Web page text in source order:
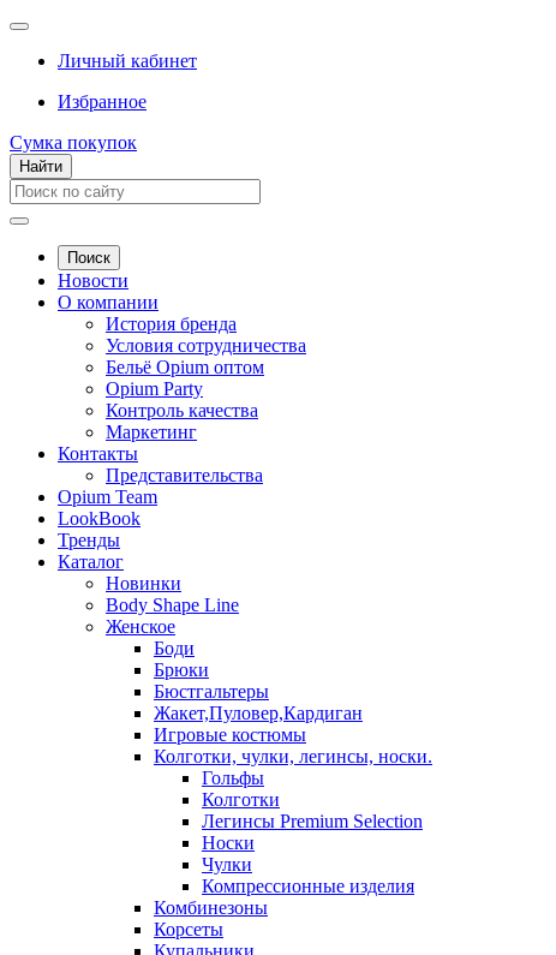
Личный кабинет
Избранное
Сумка покупок
Найти
Поиск
Новости
О компании
История бренда
Условия сотрудничества
Бельё Opium оптом
Opium Party
Контроль качества
Маркетинг
Контакты
Представительства
Opium Team
LookBook
Тренды
Каталог
Новинки
Body Shape Line
Женское
Боди
Брюки
Бюстгальтеры
Жакет,Пуловер,Кардиган
Игровые костюмы
Колготки, чулки, легинсы, носки.
Гольфы
Колготки
Легинсы Premium Selection
Носки
Чулки
Компрессионные изделия
Комбинезоны
Корсеты
Купальники